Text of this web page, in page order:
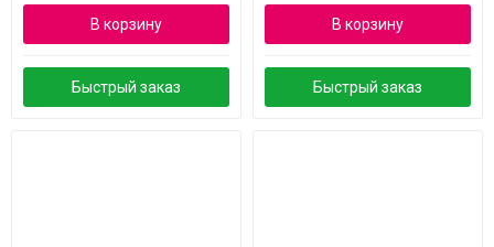
В корзину
Быстрый заказ
В корзину
Быстрый заказ